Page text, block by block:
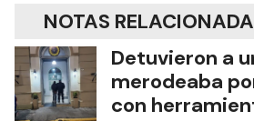
NOTAS
Detuvieron a
merodeaba
con